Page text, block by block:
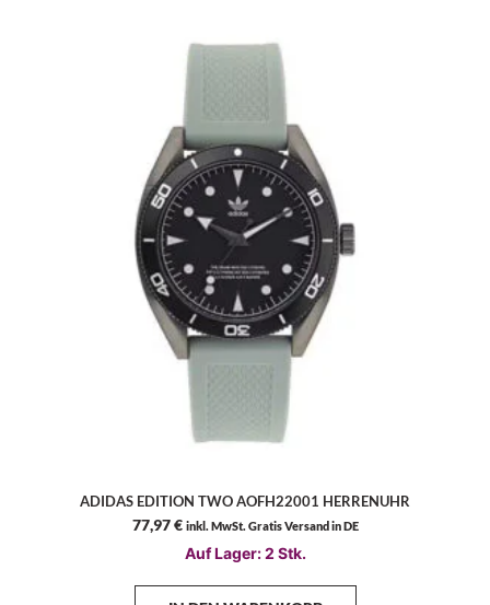
ADIDAS EDITION TWO AOFH22001 HERRENUHR
77,97€ inkl. MwSt. Gratis Versand in DE
Auf Lager: 2 Stk.